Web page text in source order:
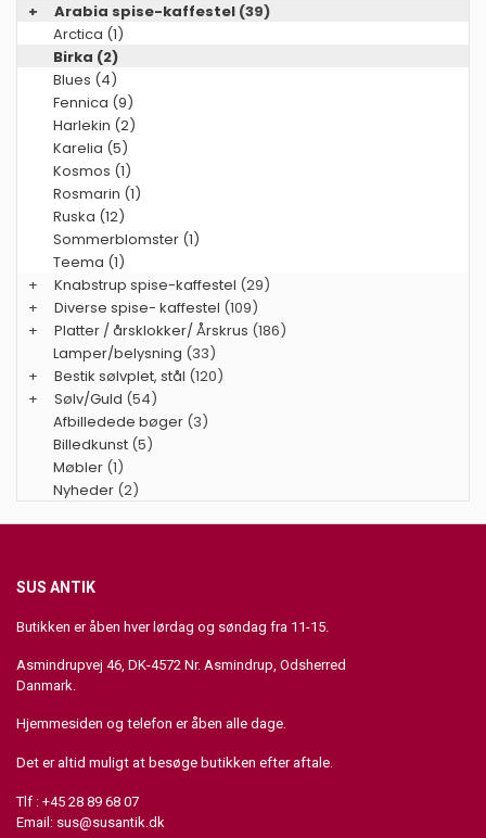
+
Arabia spise-kaffestel (39)
Arctica (1)
Birka (2)
Blues (4)
Fennica (9)
Harlekin (2)
Karelia (5)
Kosmos (1)
Rosmarin (1)
Ruska (12)
Sommerblomster (1)
Teema (1)
+
Knabstrup spise-kaffestel (29)
+
Diverse spise- kaffestel (109)
+
Platter / årsklokker/ Årskrus (186)
Lamper/belysning (33)
+
Bestik sølvplet, stål (120)
+
Sølv/Guld (54)
Afbilledede bøger (3)
Billedkunst (5)
Møbler (1)
Nyheder (2)
SUS ANTIK
Butikken er åben hver lørdag og søndag fra 11-15.
Asmindrupvej 46, DK-4572 Nr. Asmindrup, Odsherred
Danmark.
Hjemmesiden og telefon er åben alle dage.
Det er altid muligt at besøge butikken efter aftale.
Tlf : +45 28 89 68 07
Email: sus@susantik.dk